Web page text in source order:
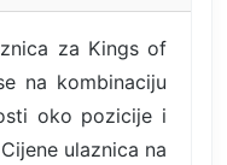
za Kings of
na kombinaciju
oko pozicije i
ulaznica na